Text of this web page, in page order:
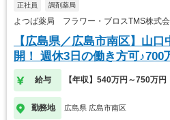
正社員 調剤薬局
よつば薬局 フラワー・ブロスTMS株式
【広島県／広島市南区】山
開！ 週休3日の働き方可
給与 【年収】540万円～750万円
勤務地 広島県 広島市南区